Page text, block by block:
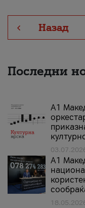
Назад
Последни
А1
A1